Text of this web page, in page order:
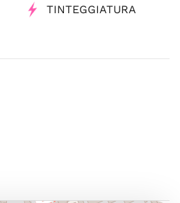
TINTEGGIATURA